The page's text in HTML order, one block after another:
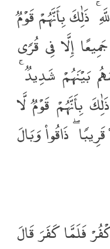
ذَٰلِكَ بِأَنَّهُمْ قَوْمٌۭ
إِلَّا فِى قُرًۭى
بَيْنَهُمْ شَدِيدٌۭ
بِأَنَّهُمْ قَوْمٌۭ لَّا
ذَاقُوا۟ وَبَالَ
فَلَمَّا كَفَرَ قَالَ